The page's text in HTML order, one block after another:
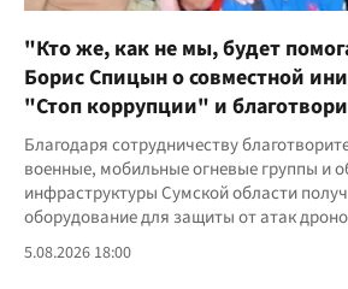
"Кто же, как не мы, будет
Борис Спицын о совместной
"Стоп коррупции" и
Благодаря сотрудничеству
военные, мобильные огневые группы и
инфраструктуры Сумской области
оборудование для защиты от атак
5.08.2026 18:00